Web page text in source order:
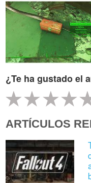
¿Te ha gustado el
ARTÍCULOS